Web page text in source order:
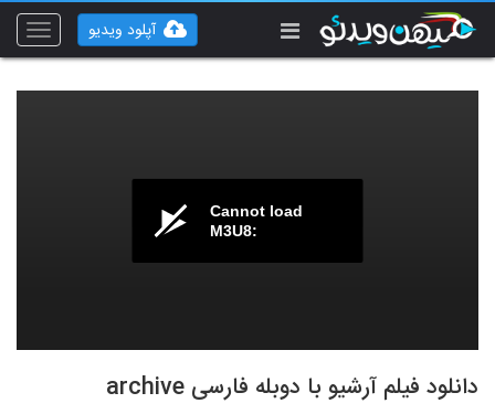
Toggle
آپلود ویدیو
Cannot load
M3U8:
دانلود فیلم آرشیو با دوبله فارسی archive